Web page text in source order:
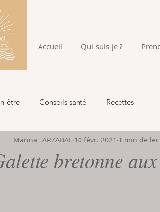
Accueil Qui-suis-je ?
être Conseils santé Recettes
bretonne
Marina LARZABAL 10 févr. 2021 1 min de